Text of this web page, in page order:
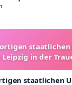
in der
staatlichen